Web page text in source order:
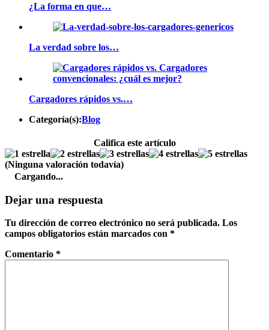
¿La forma en que…
La verdad sobre los…
Cargadores rápidos vs.…
Categoría(s):Blog
Califica este artículo
(Ninguna valoración todavía)
Cargando...
Dejar una respuesta
Tu dirección de correo electrónico no será publicada. Los
campos obligatorios están marcados con *
Comentario *